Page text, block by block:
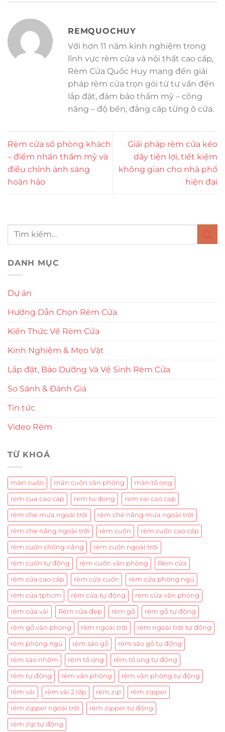
REMQUOCHUY
Với hơn 11 năm kinh nghiệm trong
lĩnh vực rèm cửa và nội thất cao cấp,
Rèm Cửa Quốc Huy mang đến giải
pháp rèm cửa trọn gói từ tư vấn đến
lắp đặt, đảm bảo thẩm mỹ – công
năng – độ bền, đẳng cấp từng ô cửa.
Rèm cửa sổ phòng khách
– điểm nhấn thẩm mỹ và
điều chỉnh ánh sáng
hoàn hảo
Giải pháp rèm cửa kéo
dây tiện lợi, tiết kiệm
không gian cho nhà phố
hiện đại
DANH MỤC
Dự án
Hướng Dẫn Chọn Rèm Cửa
Kiến Thức Về Rèm Cửa
Kinh Nghiệm & Mẹo Vặt
Lắp đặt, Bảo Dưỡng Và Vệ Sinh Rèm Cửa
So Sánh & Đánh Giá
Tin tức
Video Rèm
TỪ KHOÁ
màn cuốn màn cuốn văn phòng màn tổ ong
rem cua cao cap rem tu dong rem vai cao cap
rèm che mưa ngoài trời rèm che nắng mưa ngoài trời
rèm che nắng ngoài trời rèm cuốn rèm cuốn cao cấp
rèm cuốn chống nắng rèm cuốn ngoài trời
rèm cuốn tự động rèm cuốn văn phòng Rèm cửa
rèm cửa cao cấp rèm cửa cuốn rèm cửa phòng ngủ
rèm cửa tphcm rèm cửa tự động rèm cửa văn phòng
rèm cửa vải Rèm cửa đẹp rèm gỗ rèm gỗ tự động
rèm gỗ văn phòng rèm ngoài trời rèm ngoài trời tự động
rèm phòng ngủ rèm sáo gỗ rèm sáo gỗ tự động
rèm sáo nhôm rèm tổ ong rèm tổ ong tự động
rèm tự động rèm văn phòng rèm văn phòng tự động
rèm vải rèm vải 2 lớp rèm zip rèm zipper
rèm zipper ngoài trời rèm zipper tự động
rèm zip tự động